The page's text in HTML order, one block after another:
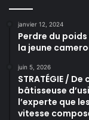
janvier 12, 2024
Perdre du
la jeune
juin 5, 2026
STRATÉGIE /
bâtisseuse
l’experte que
vitesse